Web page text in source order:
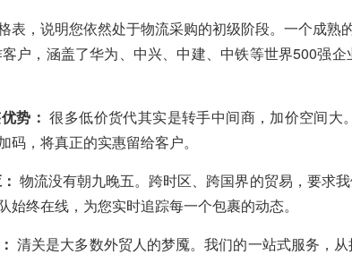
表，说明您依然处于物流采购的初级阶段。一个成熟
户，涵盖了华为、中兴、中建、中铁等世界500强
优势：很多低价货代其实是转手中间商，加价空间
码，将真正的实惠留给客户。
：物流没有朝九晚五。跨时区、跨国界的贸易，要求
始终在线，为您实时追踪每一个包裹的动态。
清关是大多数外贸人的梦魇。我们的一站式服务，